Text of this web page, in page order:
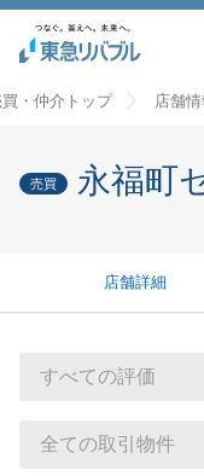
・仲介トップ 店舗情
売買 永福町
店舗詳細